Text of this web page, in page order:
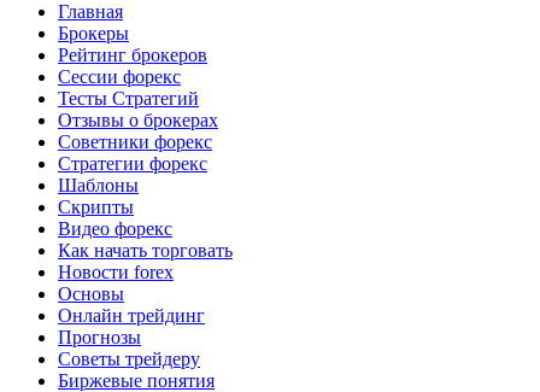
Главная
Брокеры
Рейтинг брокеров
Сессии форекс
Тесты Стратегий
Отзывы о брокерах
Советники форекс
Стратегии форекс
Шаблоны
Скрипты
Видео форекс
Как начать торговать
Новости forex
Основы
Онлайн трейдинг
Прогнозы
Советы трейдеру
Биржевые понятия